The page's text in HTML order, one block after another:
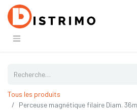
Tous les produits
Perceuse magnétique filaire Diam.